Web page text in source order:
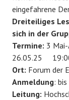
eingefahrene
Dreiteiliges
sich in der
Termine: 3
26.05.25
Ort: Forum der
Anmeldung:
Leitung: